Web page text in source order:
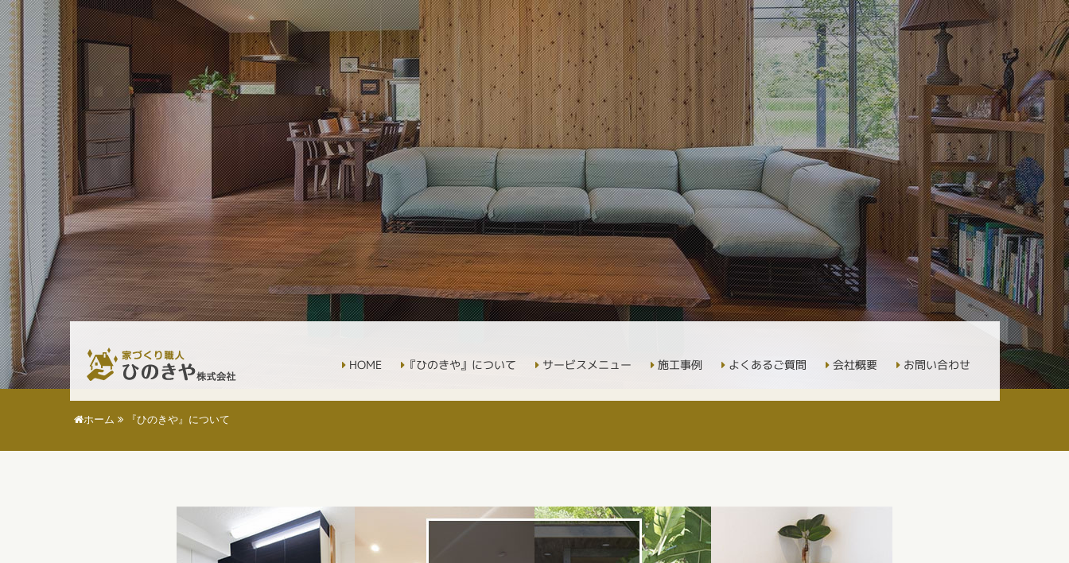
HOME 『ひのきや』について サービスメニュー 施工事例 よくあるご質問 会社概要 お問い合わせ
ホーム 『ひのきや』について